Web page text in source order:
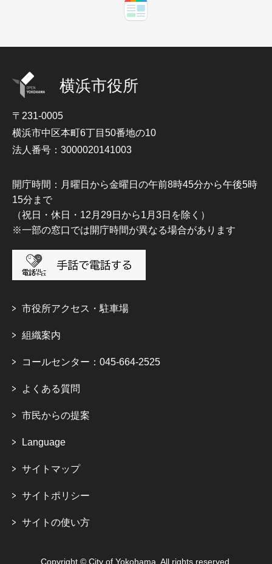
横浜市役所
〒231-0005
横浜市中区本町6丁目50番地の10
法人番号：3000020141003
開庁時間：月曜日から金曜日の午前8時45分から午後5時
15分まで
（祝日・休日・12月29日から1月3日を除く）
※一部の窓口では開庁時間が異なる場合があります
市役所アクセス・駐車場
組織案内
コールセンター：045-664-2525
よくある質問
市民からの提案
Language
サイトマップ
サイトポリシー
サイトの使い方
Copyright © City of Yokohama. All rights reserved.